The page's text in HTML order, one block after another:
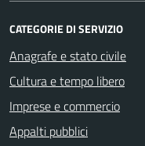
CATEGORIE DI SERVIZIO
Anagrafe e stato civile
Cultura e tempo libero
Imprese e commercio
Appalti pubblici